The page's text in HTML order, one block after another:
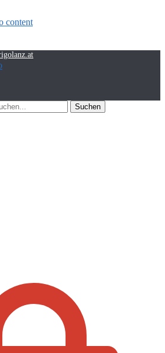
content
Suchen
Suchen